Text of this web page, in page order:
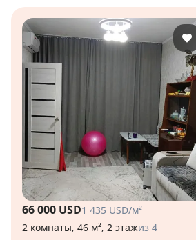
66 000 USD1 435 USD/м²
2 комнаты, 46 м², 2 этажиз 4